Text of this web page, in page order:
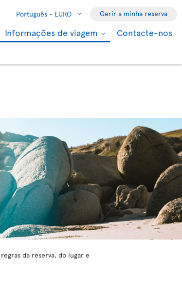
Português - EURO Gerir a minha reserva
Informações de viagem Contacte-nos
da reserva, do lugar e